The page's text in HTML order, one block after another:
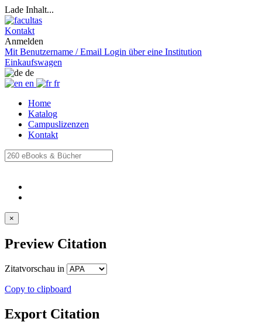
Lade Inhalt...
Kontakt
Anmelden
Mit Benutzername / Email Login über eine Institution
Einkaufswagen
de
en
fr
Home
Katalog
Campuslizenzen
Kontakt
×
Preview Citation
Zitatvorschau in
Copy to clipboard
Export Citation